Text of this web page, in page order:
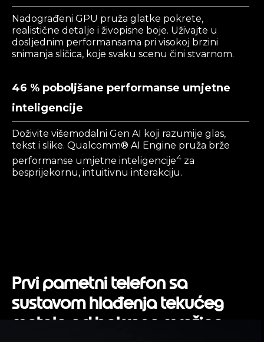
Nadograđeni GPU pruža glatke pokrete,
realistične detalje i živopisne boje. Uživajte u
dosljednim performansama pri visokoj brzini
snimanja sličica, koje svaku scenu čini stvarnom.
46 % poboljšane performanse umjetne
inteligencije
Doživite višemodalni Gen AI koji razumije glas,
tekst i slike. Qualcomm® AI Engine pruža brže
performanse umjetne inteligencije4 za
besprijekornu, intuitivnu interakciju.
Prvi pametni telefon sa
sustavom hlađenja tekućeg
metala od bakrene mrežice